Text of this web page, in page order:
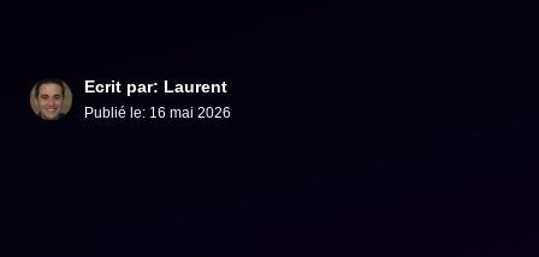
Ecrit par: Laurent
Publié le: 16 mai 2026